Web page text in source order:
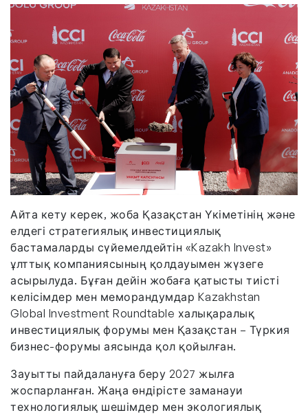
Айта кету керек, жоба Қазақстан Үкіметінің және
елдегі стратегиялық инвестициялық
бастамаларды сүйемелдейтін «Kazakh Invest»
ұлттық компаниясының қолдауымен жүзеге
асырылуда. Бұған дейін жобаға қатысты тиісті
келісімдер мен меморандумдар Kazakhstan
Global Investment Roundtable халықаралық
инвестициялық форумы мен Қазақстан – Түркия
бизнес-форумы аясында қол қойылған.
Зауытты пайдалануға беру 2027 жылға
жоспарланған. Жаңа өндірісте заманауи
технологиялық шешімдер мен экологиялық